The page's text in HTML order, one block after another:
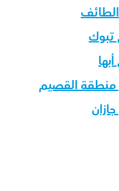
تبوك
منطقة القصيم